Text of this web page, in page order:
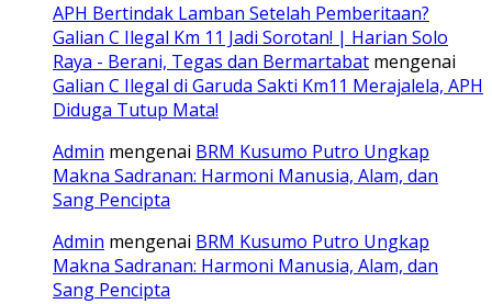
APH Bertindak Lamban Setelah Pemberitaan?
Galian C Ilegal Km 11 Jadi Sorotan! | Harian Solo
Raya - Berani, Tegas dan Bermartabat mengenai
Galian C Ilegal di Garuda Sakti Km11 Merajalela, APH
Diduga Tutup Mata!
Admin mengenai BRM Kusumo Putro Ungkap
Makna Sadranan: Harmoni Manusia, Alam, dan
Sang Pencipta
Admin mengenai BRM Kusumo Putro Ungkap
Makna Sadranan: Harmoni Manusia, Alam, dan
Sang Pencipta